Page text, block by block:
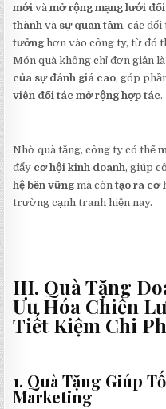
mới vàmở rộng mạng lưới
thành và sự quan tâm, các
tưởng hơn vào công ty, từ đó
Món quà không chỉ đơn giản
của sự đánh giá cao, góp
viên đối tác mở rộng hợp tác.
Nhờ quà tặng, công ty có thể
đẩy cơ hội kinh doanh, giúp
hệ bền vững mà còntạo ra cơ
trường cạnh tranh hiện nay.
III. Quà Tặng
Ưu Hóa Chiến
Tiết Kiệm Chi
1. Quà Tặng Giúp
Marketing